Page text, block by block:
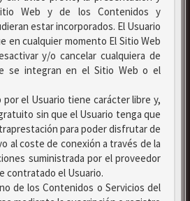
Web y de los Contenidos y
estar incorporados. El Usuario
en cualquier momento El Sitio Web
y/o cancelar cualquiera de
se integran en el Sitio Web o el
por el Usuario tiene carácter libre y,
sin que el Usuario tenga que
para poder disfrutar de
al coste de conexión a través de la
suministrada por el proveedor
contratado el Usuario.
de los Contenidos o Servicios del